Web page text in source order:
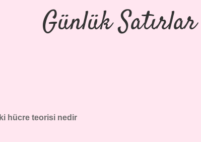
Günlük Satırlar
İki hücre teorisi nedir